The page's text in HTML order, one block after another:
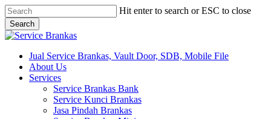
Skip
to
main
content
Hit enter to search or ESC to close
Search
Close
search
Menu
Jual Service Brankas, Vault Door, SDB, Mobile File
About Us
Services
Service Brankas Bank
Service Kunci Brankas
Jasa Pindah Brankas